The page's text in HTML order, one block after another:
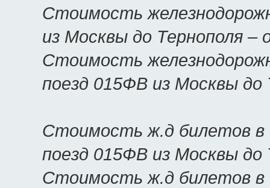
Стоимость
из Москвы до Тернополя –
Стоимость
поезд 015ФВ из Москвы
Стоимость ж.д билетов в
поезд 015ФВ из Москвы
Стоимость ж.д билетов в